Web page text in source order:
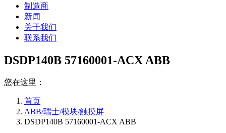
制造商
新闻
关于我们
联系我们
DSDP140B 57160001-ACX ABB
您在这里：
首页
ABB/瑞士/模块/触摸屏
DSDP140B 57160001-ACX ABB